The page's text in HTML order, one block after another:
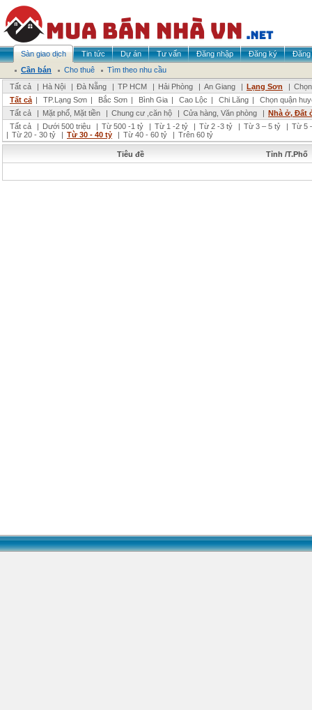
Sàn giao dịch Tin tức Dự án Tư vấn Đăng nhập Đăng ký
Đăng
Cần bán
Cho thuê
Tìm theo nhu cầu
Tất cả
| Hà Nội | Đà Nẵng | TP HCM | Hải Phòng | An Giang | Lạng Sơn |
Tất cả | TP.Lạng Sơn | Bắc Sơn | Bình Gia | Cao Lộc | Chi Lăng |
Chọn quận
Tất cả
| Mặt phố, Mặt tiền | Chung cư ,căn hộ | Cửa hàng, Văn phòng | Nhà ở, Đất
Tất cả
| Dưới 500 triệu | Từ 500 -1 tỷ | Từ 1 -2 tỷ | Từ 2 -3 tỷ | Từ 3 – 5 tỷ | Từ 5
| Từ 20 - 30 tỷ | Từ 30 - 40 tỷ | Từ 40 - 60 tỷ | Trên 60 tỷ
Tiêu đề Tỉnh /T.Phố